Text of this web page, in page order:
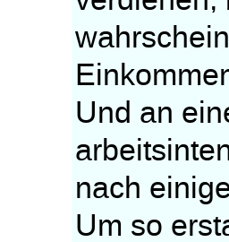
Und an
nach
Um so